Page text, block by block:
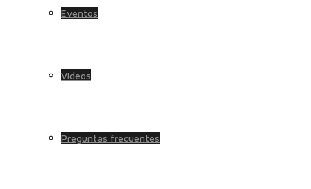
Eventos
Videos
Preguntas frecuentes